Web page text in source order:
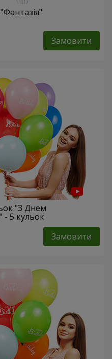
Замовити
"З Днем
- 5 кульок
Замовити